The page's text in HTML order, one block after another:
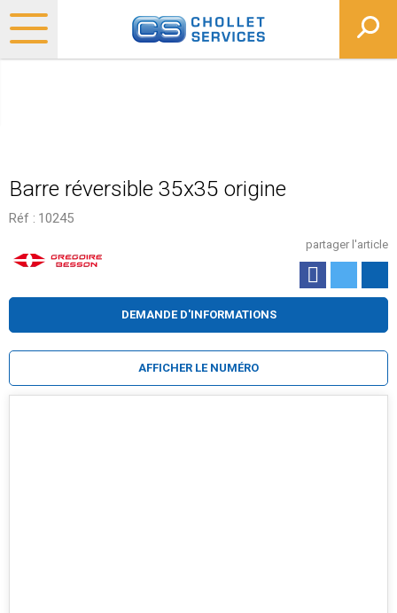
Barre réversible 35x35 origine
Réf : 10245
partager l'article
DEMANDE D'INFORMATIONS
AFFICHER LE NUMÉRO